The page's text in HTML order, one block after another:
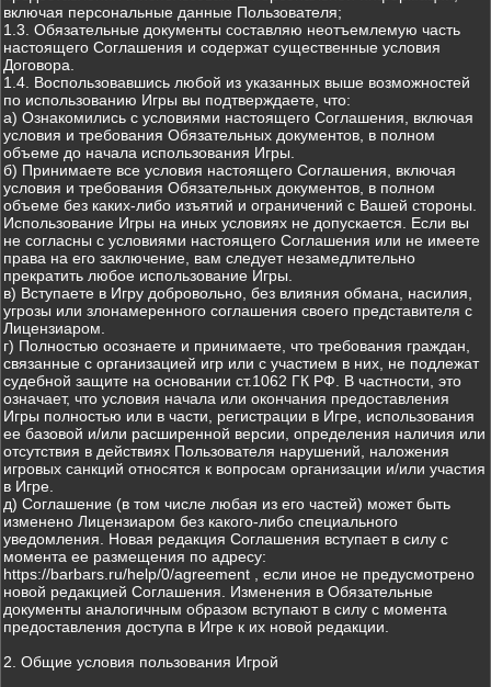
включая персональные данные Пользователя;
1.3. Обязательные документы составляю неотъемлемую часть
настоящего Соглашения и содержат существенные условия
Договора.
1.4. Воспользовавшись любой из указанных выше возможностей
по использованию Игры вы подтверждаете, что:
а) Ознакомились с условиями настоящего Соглашения, включая
условия и требования Обязательных документов, в полном
объеме до начала использования Игры.
б) Принимаете все условия настоящего Соглашения, включая
условия и требования Обязательных документов, в полном
объеме без каких-либо изъятий и ограничений с Вашей стороны.
Использование Игры на иных условиях не допускается. Если вы
не согласны с условиями настоящего Соглашения или не имеете
права на его заключение, вам следует незамедлительно
прекратить любое использование Игры.
в) Вступаете в Игру добровольно, без влияния обмана, насилия,
угрозы или злонамеренного соглашения своего представителя с
Лицензиаром.
г) Полностью осознаете и принимаете, что требования граждан,
связанные с организацией игр или с участием в них, не подлежат
судебной защите на основании ст.1062 ГК РФ. В частности, это
означает, что условия начала или окончания предоставления
Игры полностью или в части, регистрации в Игре, использования
ее базовой и/или расширенной версии, определения наличия или
отсутствия в действиях Пользователя нарушений, наложения
игровых санкций относятся к вопросам организации и/или участия
в Игре.
д) Соглашение (в том числе любая из его частей) может быть
изменено Лицензиаром без какого-либо специального
уведомления. Новая редакция Соглашения вступает в силу с
момента ее размещения по адресу:
https://barbars.ru/help/0/agreement , если иное не предусмотрено
новой редакцией Соглашения. Изменения в Обязательные
документы аналогичным образом вступают в силу с момента
предоставления доступа в Игре к их новой редакции.
2. Общие условия пользования Игрой